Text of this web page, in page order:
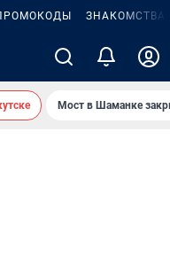
ЗНАКОМСТВА
Мост в Шаманке